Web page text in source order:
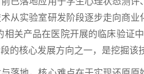
从实验室研发阶段逐步走向商
相关产品在医院开展的临床验证
的核心发展方向之一，是挖掘该